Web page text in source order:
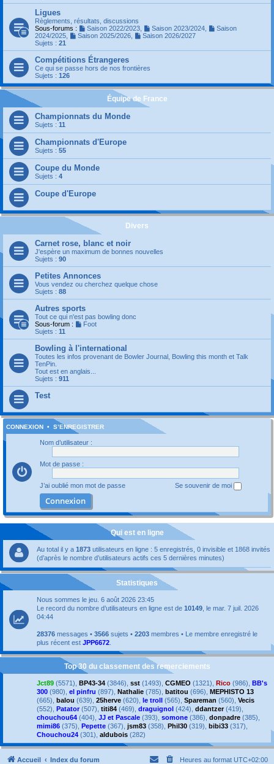
Ligues
Règlements, résultats, discussions
Sous-forums :
Saison 2022/2023, Saison 2023/2024,
Saison
2024/2025
Saison 2025/2026,
Saison 2026/2027
Sujets : 21
Compétitions Étrangeres
Ce qui se passe hors de nos frontières
Sujets : 126
Équipe de France
Championnats du Monde
Sujets : 11
Championnats d'Europe
Sujets : 55
Coupe du Monde
Sujets : 4
Coupe d'Europe
Divers
Carnet rose, blanc et noir
J'espère un maximum de bonnes nouvelles
Sujets : 90
Petites Annonces
Vous vendez ou cherchez quelque chose
Sujets : 88
Autres sports
Tout ce qui n'est pas bowling donc
Sous-forum :
Foot
Sujets : 11
Bowling à l'international
Toutes les infos provenant de Bowler Journal, Bowling this month et Talk
TenPin.
Tout est en anglais...
Sujets : 911
Test
CONNEXION • S’ENREGISTRER
Nom d’utilisateur :
Mot de passe :
J’ai oublié mon mot de passe Se souvenir de moi
Qui est en ligne
Au total il y a 1873 utilisateurs en ligne : 5 enregistrés, 0 invisible et 1868 invités
(d’après le nombre d’utilisateurs actifs ces 5 dernières minutes)
Statistiques
Nous sommes le jeu. 6 août 2026 23:45
Le record du nombre d’utilisateurs en ligne est de 10149 , le mar. 7 juil. 2026
04:44
28376 messages • 3566 sujets • 2203 membres • Le membre enregistré le
plus récent est JPP6672
Top 30 du classement des remerciements
Jct89 (5571), BP43-34 (3846), sst (1493), CGMEO (1321), Rico (986), BB's
300 (980), el pinfru (897), Nathalie (785), batitou (696), MEPHISTO 13
(665), balou (639), 25herve (620), le troll (565), Spareman (560), Vecis
(552), Patator (507), titi84 (469), draguignol (424), ddantzer(419),
chouchou64 (404), JJ et Pascale (393), somone (386), donpadre (385),
mimi86 (375), Pepette (367), jsm83 (358), Phil30 (319), bibi33 (317),
Chouchou24 (301), aldubois (282)
Accueil Index du forum Heures au format UTC+02:00